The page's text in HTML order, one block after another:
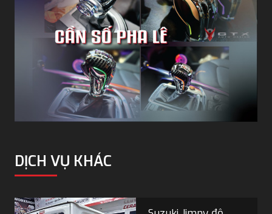
DỊCH VỤ KHÁC